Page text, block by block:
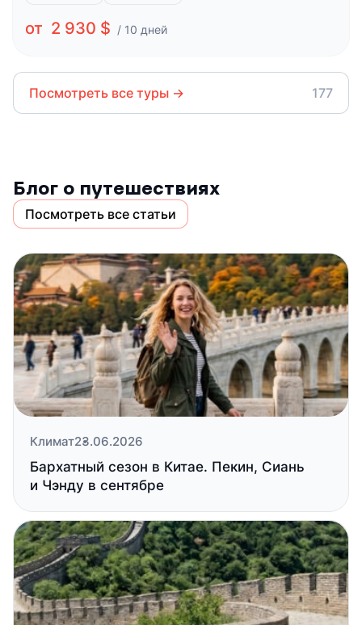
от 2 930 $ / 10 дней
Посмотреть все туры → 177
Блог о путешествиях
Посмотреть все статьи
Климат23.06.2026
Бархатный сезон в Китае. Пекин, Сиань
и Чэнду в сентябре